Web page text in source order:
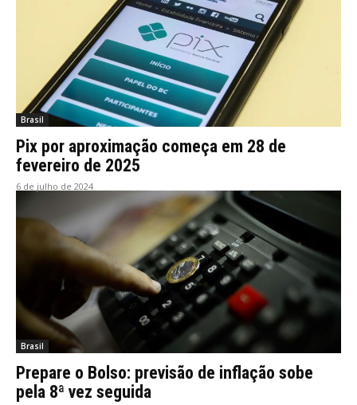
Brasil
Pix por aproximação começa em 28 de
fevereiro de 2025
6 de julho de 2024
Brasil
Prepare o Bolso: previsão de inflação sobe
pela 8ª vez seguida